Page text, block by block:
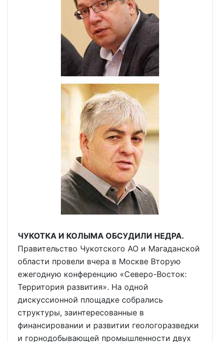
ЧУКОТКА И КОЛЫМА ОБСУДИЛИ НЕДРА.
Правительство Чукотского АО и Магаданской
области провели вчера в Москве Вторую
ежегодную конференцию «Северо-Восток:
Территория развития». На одной
дискуссионной площадке собрались
структуры, заинтересованные в
финансировании и развитии геологоразведки
и горнодобывающей промышленности двух